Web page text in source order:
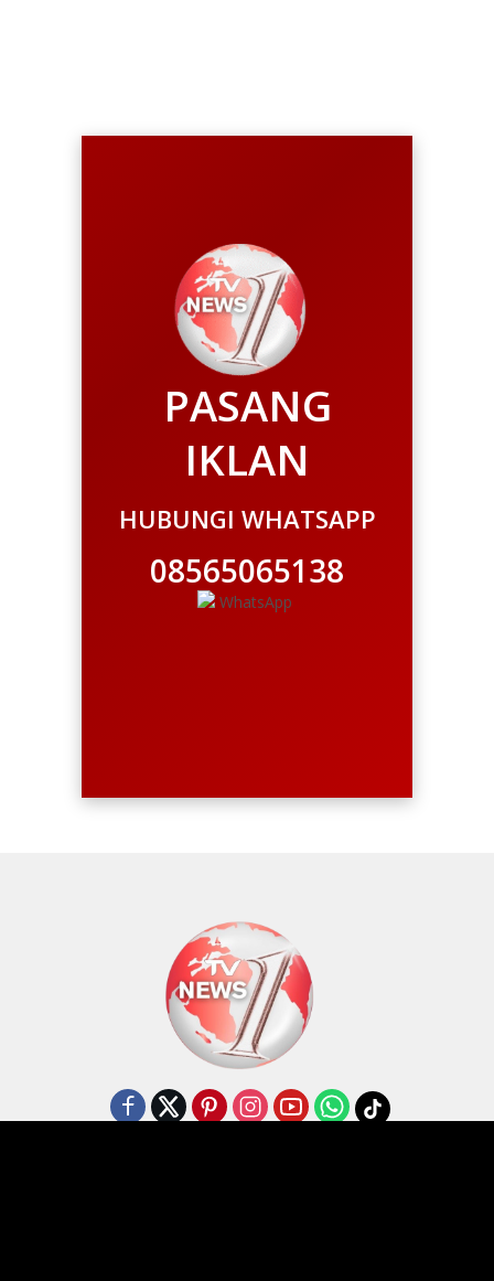
PASANG
IKLAN
HUBUNGI WHATSAPP
08565065138